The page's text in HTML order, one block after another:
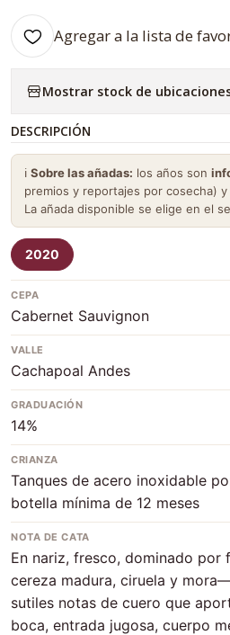
Agregar a la lista de
Mostrar stock de
DESCRIPCIÓN
ℹ️ Sobre las añadas: los años son
premios y reportajes por cosecha) y
La añada disponible se elige en el
2020
CEPA
Cabernet Sauvignon
VALLE
Cachapoal Andes
GRADUACIÓN
14%
CRIANZA
Tanques de acero inoxidable
botella mínima de 12 meses
NOTA DE CATA
En nariz, fresco, dominado
cereza madura, ciruela y
sutiles notas de cuero que
boca, entrada jugosa, cuerpo